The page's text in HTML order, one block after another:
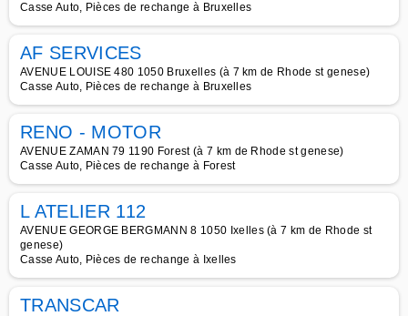
Casse Auto, Pièces de rechange à Bruxelles
AF SERVICES
AVENUE LOUISE 480 1050 Bruxelles (à 7 km de Rhode st genese)
Casse Auto, Pièces de rechange à Bruxelles
RENO - MOTOR
AVENUE ZAMAN 79 1190 Forest (à 7 km de Rhode st genese)
Casse Auto, Pièces de rechange à Forest
L ATELIER 112
AVENUE GEORGE BERGMANN 8 1050 Ixelles (à 7 km de Rhode st
genese)
Casse Auto, Pièces de rechange à Ixelles
TRANSCAR